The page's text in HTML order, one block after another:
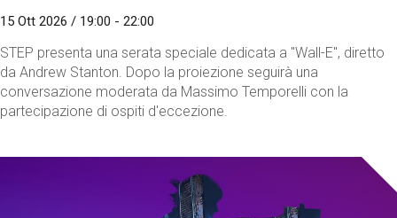
15 Ott 2026 / 19:00 - 22:00
STEP presenta una serata speciale dedicata a "Wall-E", diretto
da Andrew Stanton. Dopo la proiezione seguirà una
conversazione moderata da Massimo Temporelli con la
partecipazione di ospiti d'eccezione.